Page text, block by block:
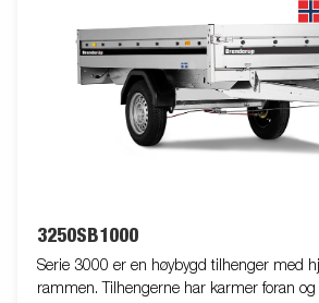
3250SB1000
Serie 3000 er en høybygd tilhenger med
rammen. Tilhengerne har karmer foran